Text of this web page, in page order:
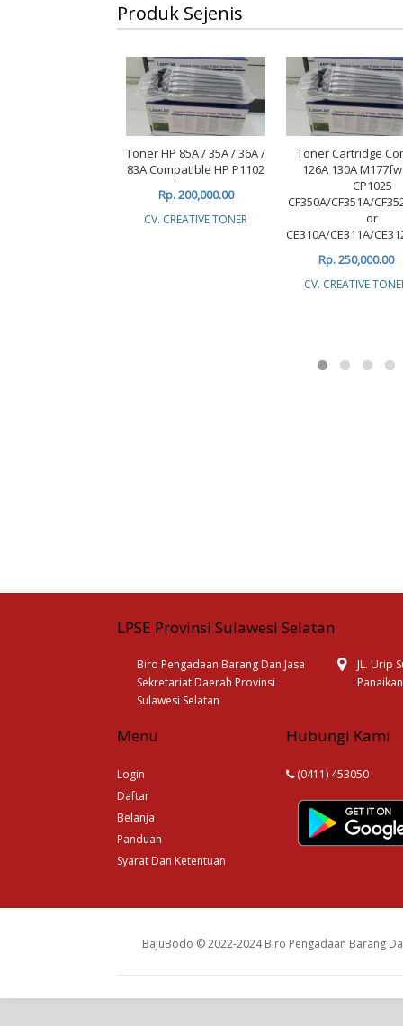
Produk Sejenis
Toner HP 85A / 35A / 36A /
83A Compatible HP P1102
Rp. 200,000.00
CV. CREATIVE TONER
Toner Cartridge
126A 130A
CP1025
CF350A/CF351A/
or
CE310A/CE311A/
Rp. 250,000.00
CV. CREATIVE
LPSE Provinsi Sulawesi Selatan
Biro Pengadaan Barang Dan Jasa
Sekretariat Daerah Provinsi
Sulawesi Selatan
JL. Urip
Menu
Login
Daftar
Belanja
Panduan
Syarat Dan Ketentuan
Hubungi Kami
(0411) 453050
BajuBodo © 2022-2024 Biro Pengadaan Barang